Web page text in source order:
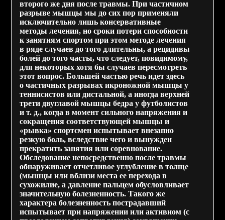
второго же дня после травмы. При частичном
разрыве мышцы мы до сих пор применяли
исключительно лишь консервативные
методы лечения, но сроки потери способности
к занятиям спортом при этом методе лечения
в ряде случаев до того длительны, а рецидивы
болей до того часты, что следует, повидимому,
для некоторых хотя бы случаев пересмотреть
этот вопрос. Большей частью речь идет здесь
о частичных разрывах икроножной мышцы у
теннисистов или дистальной, а иногда верхней
трети двуглавой мышцы бедра у футболистов
и т. д., когда в момент сильного напряжения и
сокращения соответствующей мышцы и
«рывка» спортсмен испытывает внезапно
резкую боль, вследствие чего и вынужден
прекратить занятия или соревнование.
Обследование непосредственно после травмы
обнаруживает отчетливое углубление в толще
(мышцы или вблизи места ее перехода в
сухожилие, а давление пальцем обусловливает
значительную болезненность. Такого же
характера болезненность пострадавший
испытывает при напряжении или активном (с